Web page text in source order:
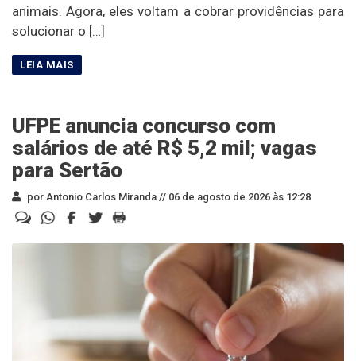
animais. Agora, eles voltam a cobrar providências para
solucionar o […]
UFPE anuncia concurso com
salários de até R$ 5,2 mil; vagas
para Sertão
por Antonio Carlos Miranda // 06 de agosto de 2026 às 12:28